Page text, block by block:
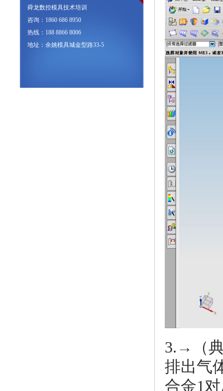
舜龙数控模具技术培训
咨询：1860 686 8950
热线：188 8866 8006
地址：余姚模具城金型路33-5
3.→（
排出气
合金1